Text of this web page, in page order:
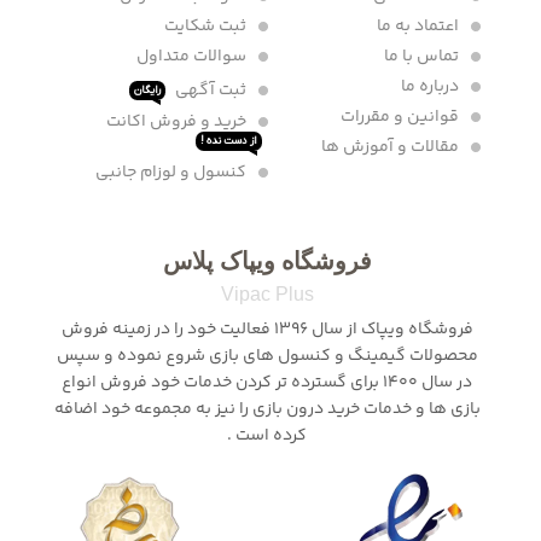
اعتماد به ما
تماس با ما
درباره ما
قوانین و مقررات
مقالات و آموزش ها
ثبت شکایت
سوالات متداول
ثبت آگهی
رایگان
خرید و فروش اکانت
از دست نده !
کنسول و لوزام جانبی
فروشگاه ویپاک پلاس
Vipac Plus
فروشگاه ویپاک از سال 1396 فعالیت خود را در زمینه فروش
محصولات گیمینگ و کنسول های بازی شروع نموده و سپس
در سال 1400 برای گسترده تر کردن خدمات خود فروش انواع
بازی ها و خدمات خرید درون بازی را نیز به مجموعه خود اضافه
کرده است .